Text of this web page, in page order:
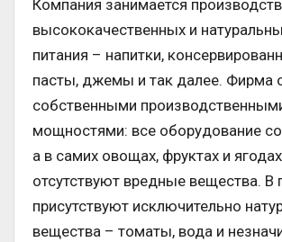
Компания занимается
высококачественных и
питания – напитки,
пасты, джемы и так далее. Фирма
собственными
мощностями: все оборудование
а в самих овощах, фруктах и ягодах
отсутствуют вредные вещества. В
присутствуют исключительно
вещества – томаты, вода и